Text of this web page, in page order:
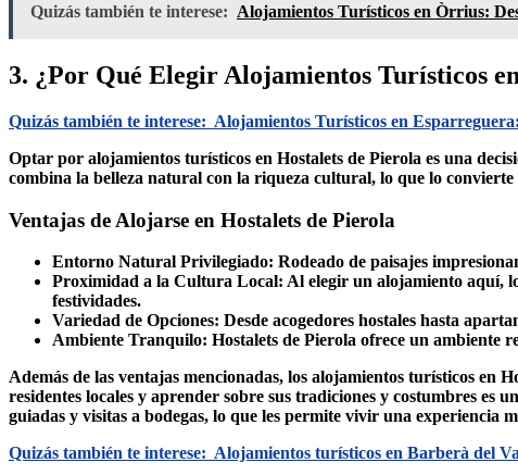
Quizás también te interese: Alojamientos Turísticos en Òrrius:
3. ¿Por Qué Elegir Alojamientos Turísticos
Quizás también te interese: Alojamientos Turísticos en
Optar por alojamientos turísticos en Hostalets de Pierola es una
combina la belleza natural con la riqueza cultural, lo que lo
Ventajas de Alojarse en Hostalets de Pierola
Entorno Natural Privilegiado: Rodeado de paisajes
Proximidad a la Cultura Local: Al elegir un alojamiento aquí,
festividades.
Variedad de Opciones: Desde acogedores hostales hasta
Ambiente Tranquilo: Hostalets de Pierola ofrece un ambiente
Además de las ventajas mencionadas, los alojamientos turísticos en
residentes locales y aprender sobre sus tradiciones y costumbres es
guiadas y visitas a bodegas, lo que les permite vivir una experiencia
Quizás también te interese: Alojamientos turísticos en Barberà del